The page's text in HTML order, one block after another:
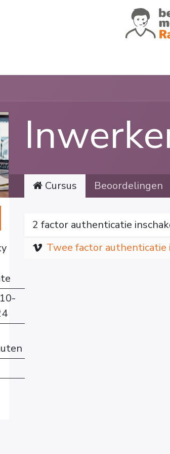
Cursus Beoordelingen
2 factor authenticatie
Twee factor authenticatie